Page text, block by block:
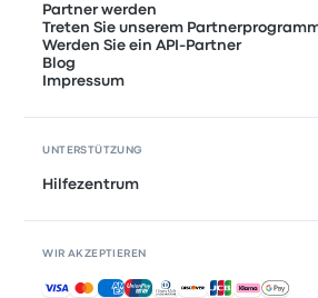
Partner werden
Treten Sie unserem
Werden Sie ein API-Partner
Blog
Impressum
UNTERSTÜTZUNG
Hilfezentrum
WIR AKZEPTIEREN
Akzeptierte Zahlungsmethoden